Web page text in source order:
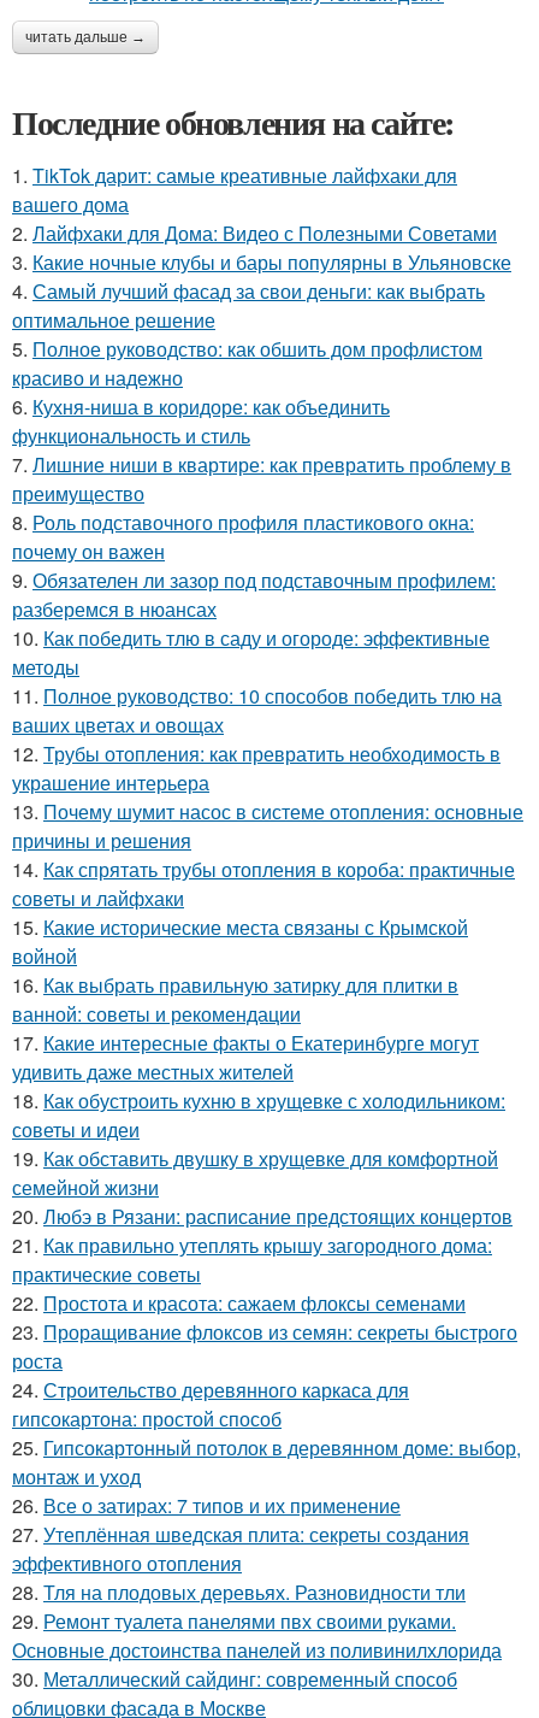
читать дальше →
Последние обновления на сайте:
1. TikTok дарит: самые креативные лайфхаки для
вашего дома
2. Лайфхаки для Дома: Видео с Полезными Советами
3. Какие ночные клубы и бары популярны в Ульяновске
4. Самый лучший фасад за свои деньги: как выбрать
оптимальное решение
5. Полное руководство: как обшить дом профлистом
красиво и надежно
6. Кухня-ниша в коридоре: как объединить
функциональность и стиль
7. Лишние ниши в квартире: как превратить проблему в
преимущество
8. Роль подставочного профиля пластикового окна:
почему он важен
9. Обязателен ли зазор под подставочным профилем:
разберемся в нюансах
10. Как победить тлю в саду и огороде: эффективные
методы
11. Полное руководство: 10 способов победить тлю на
ваших цветах и овощах
12. Трубы отопления: как превратить необходимость в
украшение интерьера
13. Почему шумит насос в системе отопления: основные
причины и решения
14. Как спрятать трубы отопления в короба: практичные
советы и лайфхаки
15. Какие исторические места связаны с Крымской
войной
16. Как выбрать правильную затирку для плитки в
ванной: советы и рекомендации
17. Какие интересные факты о Екатеринбурге могут
удивить даже местных жителей
18. Как обустроить кухню в хрущевке с холодильником:
советы и идеи
19. Как обставить двушку в хрущевке для комфортной
семейной жизни
20. Любэ в Рязани: расписание предстоящих концертов
21. Как правильно утеплять крышу загородного дома:
практические советы
22. Простота и красота: сажаем флоксы семенами
23. Проращивание флоксов из семян: секреты быстрого
роста
24. Строительство деревянного каркаса для
гипсокартона: простой способ
25. Гипсокартонный потолок в деревянном доме: выбор,
монтаж и уход
26. Все о затирах: 7 типов и их применение
27. Утеплённая шведская плита: секреты создания
эффективного отопления
28. Тля на плодовых деревьях. Разновидности тли
29. Ремонт туалета панелями пвх своими руками.
Основные достоинства панелей из поливинилхлорида
30. Металлический сайдинг: современный способ
облицовки фасада в Москве